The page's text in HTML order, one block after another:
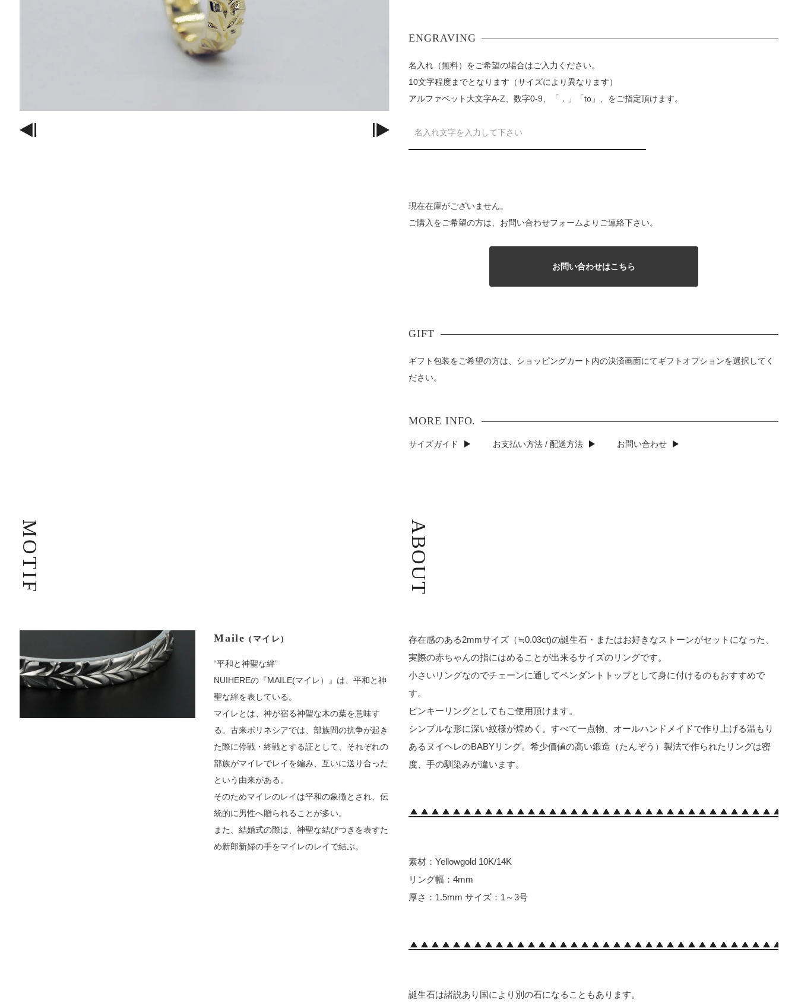
名入れ（無料）をご希望の場合はご入力ください。
10文字程度までとなります（サイズにより異なります）
アルファベット大文字A-Z、数字0-9、「．」「to」、をご指定頂けます。
現在在庫がございません。
ご購入をご希望の方は、お問い合わせフォームよりご連絡下さい。
お問い合わせはこちら
ギフト包装をご希望の方は、ショッピングカート内の決済画面にてギフトオプションを選択してく
ださい。
サイズガイド お支払い方法 / 配送方法 お問い合わせ
ABOUT
存在感のある2mmサイズ（≒0.03ct)の誕生石・またはお好きなストーンがセットになった、
実際の赤ちゃんの指にはめることが出来るサイズのリングです。
小さいリングなのでチェーンに通してペンダントトップとして身に付けるのもおすすめで
す。
ピンキーリングとしてもご使用頂けます。
シンプルな形に深い紋様が煌めく。すべて一点物、オールハンドメイドで作り上げる温もり
あるヌイヘレのBABYリング。希少価値の高い鍛造（たんぞう）製法で作られたリングは密
度、手の馴染みが違います。
素材：Yellowgold 10K/14K
リング幅：4mm
厚さ：1.5mm サイズ：1～3号
誕生石は諸説あり国により別の石になることもあります。
MOTIF
Maile (マイレ)
“平和と神聖な絆”
NUIHEREの『MAILE(マイレ）』は、平和と神
聖な絆を表している。
マイレとは、神が宿る神聖な木の葉を意味す
る。古来ポリネシアでは、部族間の抗争が起き
た際に停戦・終戦とする証として、それぞれの
部族がマイレでレイを編み、互いに送り合った
という由来がある。
そのためマイレのレイは平和の象徴とされ、伝
統的に男性へ贈られることが多い。
また、結婚式の際は、神聖な結びつきを表すた
め新郎新婦の手をマイレのレイで結ぶ。